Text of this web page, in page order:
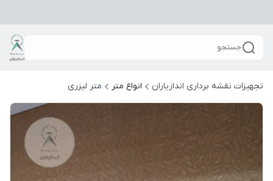
جستجو
تجهیزات نقشه برداری اندازیاران انواع متر متر لیزری